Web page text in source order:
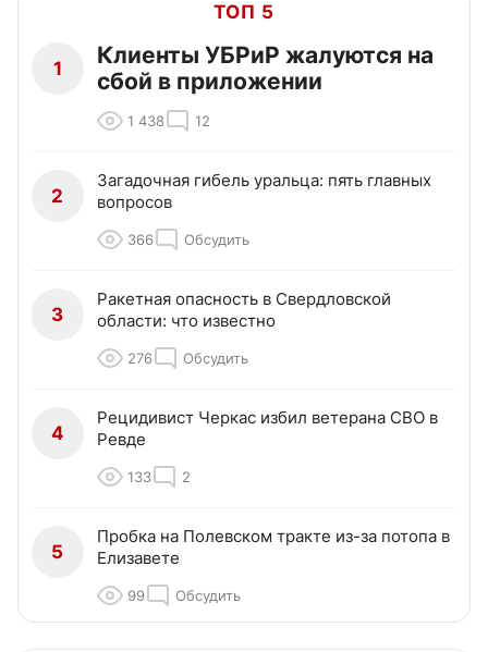
ТОП 5
1
Клиенты УБРиР жалуются на
сбой в приложении
1 438 12
2
Загадочная гибель уральца: пять главных
вопросов
366 Обсудить
3
Ракетная опасность в Свердловской
области: что известно
276 Обсудить
4
Рецидивист Черкас избил ветерана СВО в
Ревде
133 2
5
Пробка на Полевском тракте из-за потопа в
Елизавете
99 Обсудить